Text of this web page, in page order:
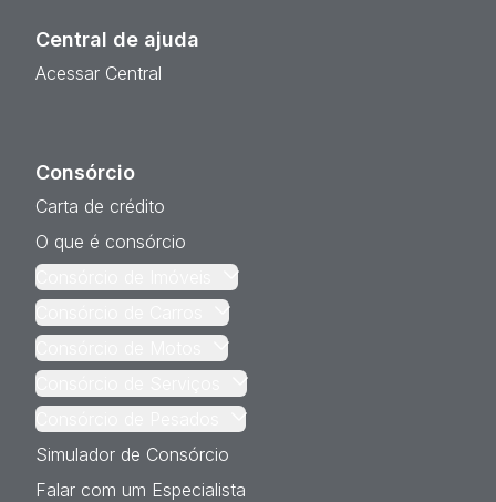
Central de ajuda
Acessar Central
Consórcio
Carta de crédito
O que é consórcio
Simulador de Consórcio
Falar com um Especialista